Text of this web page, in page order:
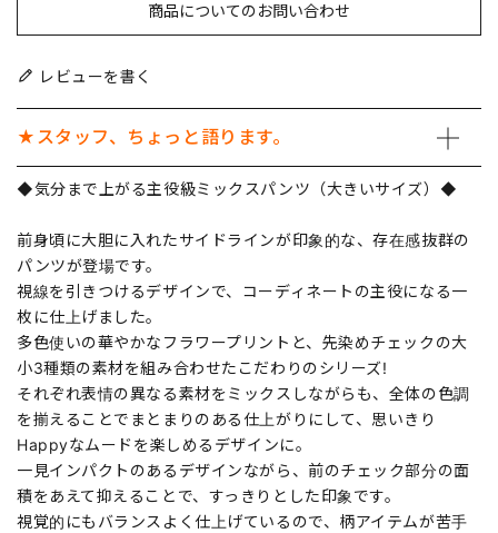
商品についてのお問い合わせ
レビューを書く
★スタッフ、ちょっと語ります。
◆気分まで上がる主役級ミックスパンツ（大きいサイズ）◆
前身頃に大胆に入れたサイドラインが印象的な、存在感抜群の
パンツが登場です。
視線を引きつけるデザインで、コーディネートの主役になる一
枚に仕上げました。
多色使いの華やかなフラワープリントと、先染めチェックの大
小3種類の素材を組み合わせたこだわりのシリーズ!
それぞれ表情の異なる素材をミックスしながらも、全体の色調
を揃えることでまとまりのある仕上がりにして、思いきり
Happyなムードを楽しめるデザインに。
一見インパクトのあるデザインながら、前のチェック部分の面
積をあえて抑えることで、すっきりとした印象です。
視覚的にもバランスよく仕上げているので、柄アイテムが苦手